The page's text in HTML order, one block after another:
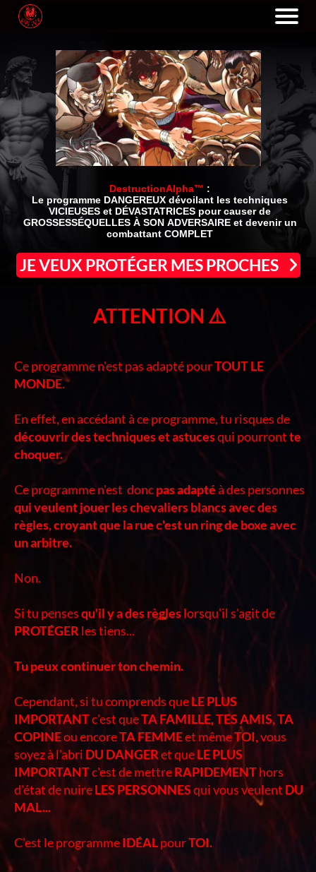
DestructionAlpha™ :
Le programme DANGEREUX dévoilant les techniques
VICIEUSES et DÉVASTATRICES pour causer de
GROSSESSÉQUELLESÀ SON ADVERSAIREet devenir un
combattant COMPLET
JE VEUX PROTÉGER MES PROCHES
ATTENTION ⚠️
Ce programme n'est pas adapté pourTOUT LE
MONDE.
En effet, en accédant à ce programme, tu risques de
découvrir des techniques et astucesqui pourrontte
choquer.
Ce programme n'est doncpas adaptéà des personnes
qui veulent jouer les chevaliers blancs avec des
règles, croyant que la rue c'est un ring de boxe avec
un arbitre.
Non.
Si tu pensesqu'il y a des règleslorsqu'il s'agit de
PROTÉGERles tiens...
Tu peux continuer ton chemin.
Cependant, si tu comprends queLE PLUS
IMPORTANTc'est queTA FAMILLE, TES AMIS, TA
COPINEou encoreTA FEMMEet mêmeTOI,vous
soyez à l'abri DU DANGERet queLE PLUS
IMPORTANTc'est de mettreRAPIDEMENThors
d'état de nuireLES PERSONNESqui vous veulent DU
MAL...
C'est le programmeIDÉALpourTOI.